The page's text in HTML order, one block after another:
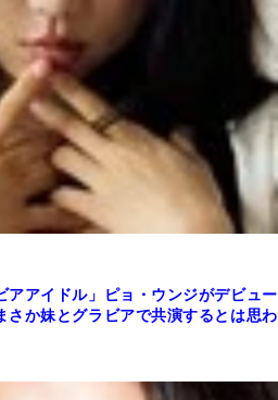
アアイドル」ピョ・ウンジがデビュー
さか妹とグラビアで共演するとは思わ